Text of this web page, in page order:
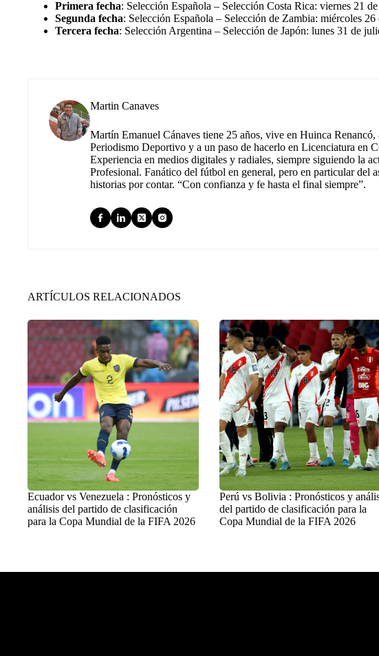
Primera fecha: Selección Española – Selección Costa Rica: viernes 21
Segunda fecha: Selección Española – Selección de Zambia: miércoles
Tercera fecha: Selección Argentina – Selección de Japón: lunes 31 de
Martin Canaves
Martín Emanuel Cánaves tiene 25 años, vive en Huinca
Periodismo Deportivo y a un paso de hacerlo en Licenciatura en
Experiencia en medios digitales y radiales, siempre siguiendo la
Profesional. Fanático del fútbol en general, pero en particular del
historias por contar. “Con confianza y fe hasta el final siempre”.
ARTÍCULOS RELACIONADOS
Ecuador vs Venezuela : Pronósticos y
análisis del partido de clasificación
para la Copa Mundial de la FIFA 2026
Perú vs Bolivia : Pronósticos y
del partido de clasificación para la
Copa Mundial de la FIFA 2026